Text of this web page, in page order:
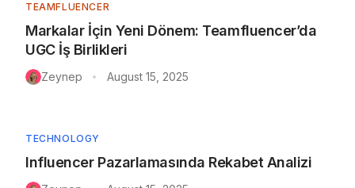
TEAMFLUENCER
Markalar İçin Yeni Dönem: Teamfluencer’da
UGC İş Birlikleri
Zeynep • August 15, 2025
TECHNOLOGY
Influencer Pazarlamasında Rekabet Analizi